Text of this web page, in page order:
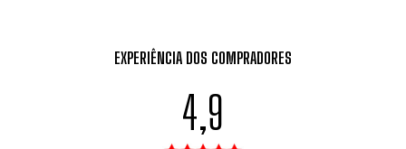
EXPERIÊNCIA DOS COMPRADORES
4,9